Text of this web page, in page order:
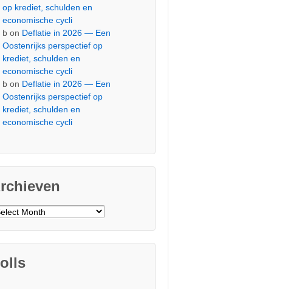
op krediet, schulden en
economische cycli
b on Deflatie in 2026 — Een
Oostenrijks perspectief op
krediet, schulden en
economische cycli
b on Deflatie in 2026 — Een
Oostenrijks perspectief op
krediet, schulden en
economische cycli